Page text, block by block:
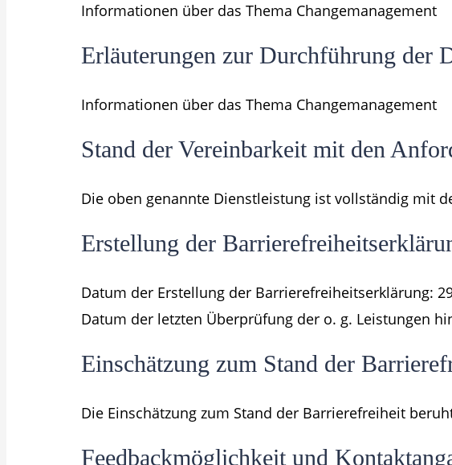
Informationen über das Thema Changemanagement
Erläuterungen zur Durchführung der
Informationen über das Thema Changemanagement
Stand der Vereinbarkeit mit den
Die oben genannte Dienstleistung ist vollständig mit
Erstellung der
Datum der Erstellung der Barrierefreiheitserklärung:
Datum der letzten Überprüfung der o. g. Leistungen
Einschätzung zum Stand der
Die Einschätzung zum Stand der Barrierefreiheit
Feedbackmöglichkeit und